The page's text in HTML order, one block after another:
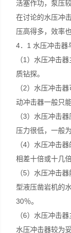
活塞作功，泵压
在讨论的水压冲
压高得多，效率
4．1 水压冲击器
（1）水压冲击
质钻探。
（2）水压冲击
动冲击器一般只
（3）水压冲击
压力很低，一般
（4）水压冲击
相差十倍或十几倍
（5）水压冲击
型液压凿岩机的
30％。
（6）水压冲击
水压冲击器较为